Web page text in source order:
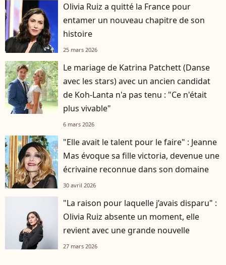
Olivia Ruiz a quitté la France pour
entamer un nouveau chapitre de son
histoire
25 mars 2026
Le mariage de Katrina Patchett (Danse
avec les stars) avec un ancien candidat
de Koh-Lanta n'a pas tenu : "Ce n'était
plus vivable"
6 mars 2026
"Elle avait le talent pour le faire" : Jeanne
Mas évoque sa fille victoria, devenue une
écrivaine reconnue dans son domaine
30 avril 2026
"La raison pour laquelle j’avais disparu" :
Olivia Ruiz absente un moment, elle
revient avec une grande nouvelle
27 mars 2026